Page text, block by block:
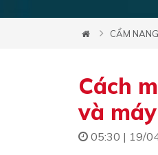
CẨM NANG
Cách
và
05:30 | 19/